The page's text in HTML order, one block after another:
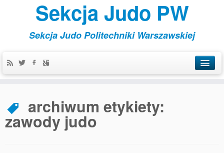
Sekcja Judo PW
Sekcja Judo Politechniki Warszawskiej
archiwum etykiety:
zawody judo